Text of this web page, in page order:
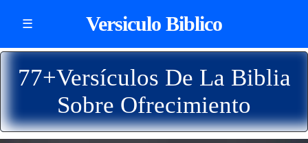
☰ Versiculo Biblico
77+Versículos De La Biblia
Sobre Ofrecimiento